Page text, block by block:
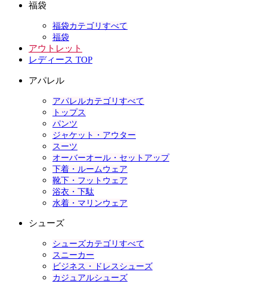
福袋
福袋カテゴリすべて
福袋
アウトレット
レディース TOP
アパレル
アパレルカテゴリすべて
トップス
パンツ
ジャケット・アウター
スーツ
オーバーオール・セットアップ
下着・ルームウェア
靴下・フットウェア
浴衣・下駄
水着・マリンウェア
シューズ
シューズカテゴリすべて
スニーカー
ビジネス・ドレスシューズ
カジュアルシューズ